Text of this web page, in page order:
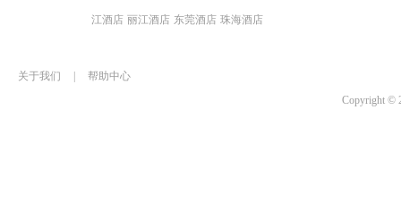
江酒店 丽江酒店 东莞酒店 珠海酒店
关于我们
帮助中心
Copyright ©